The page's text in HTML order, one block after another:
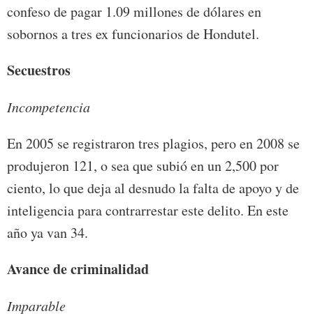
confeso de pagar 1.09 millones de dólares en
sobornos a tres ex funcionarios de Hondutel.
Secuestros
Incompetencia
En 2005 se registraron tres plagios, pero en 2008 se
produjeron 121, o sea que subió en un 2,500 por
ciento, lo que deja al desnudo la falta de apoyo y de
inteligencia para contrarrestar este delito. En este
año ya van 34.
Avance decriminalidad
Imparable